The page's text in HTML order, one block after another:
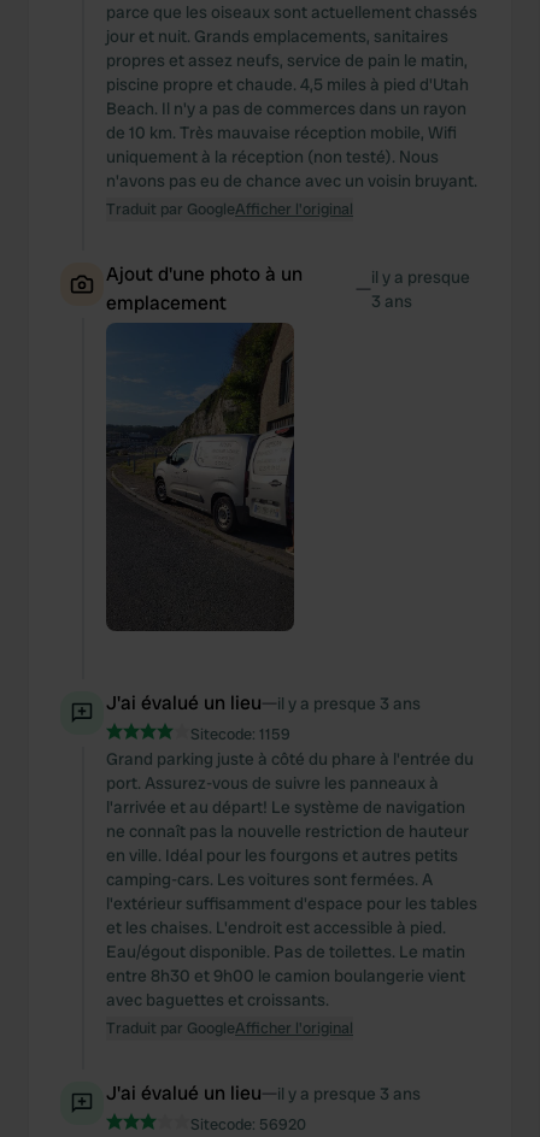
parce que les oiseaux sont actuellement chassés
jour et nuit. Grands emplacements, sanitaires
propres et assez neufs, service de pain le matin,
piscine propre et chaude. 4,5 miles à pied d'Utah
Beach. Il n'y a pas de commerces dans un rayon
de 10 km. Très mauvaise réception mobile, Wifi
uniquement à la réception (non testé). Nous
n'avons pas eu de chance avec un voisin bruyant.
Traduit par GoogleAfficher l'original
Ajout d'une photo à un
emplacement
—il y a presque
3 ans
J'ai évalué un lieu—il y a presque 3 ans
Sitecode: 1159
Grand parking juste à côté du phare à l'entrée du
port. Assurez-vous de suivre les panneaux à
l'arrivée et au départ! Le système de navigation
ne connaît pas la nouvelle restriction de hauteur
en ville. Idéal pour les fourgons et autres petits
camping-cars. Les voitures sont fermées. A
l'extérieur suffisamment d'espace pour les tables
et les chaises. L'endroit est accessible à pied.
Eau/égout disponible. Pas de toilettes. Le matin
entre 8h30 et 9h00 le camion boulangerie vient
avec baguettes et croissants.
Traduit par GoogleAfficher l'original
J'ai évalué un lieu—il y a presque 3 ans
Sitecode: 56920